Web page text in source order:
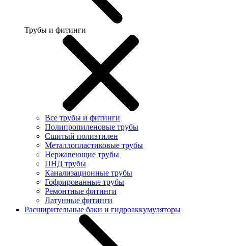
Трубы и фитинги
Все трубы и фитинги
Полипропиленовые трубы
Сшитый полиэтилен
Металлопластиковые трубы
Нержавеющие трубы
ПНД трубы
Канализационные трубы
Гофрированные трубы
Ремонтные фитинги
Латунные фитинги
Расширительные баки и гидроаккумуляторы